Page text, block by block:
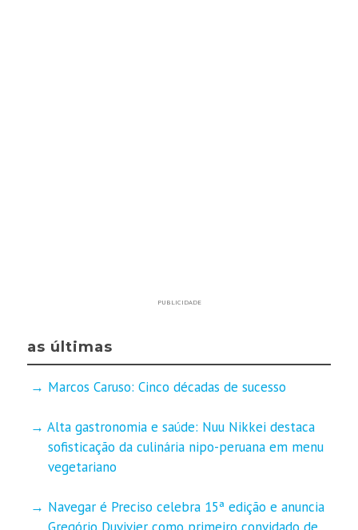
PUBLICIDADE
as últimas
Marcos Caruso: Cinco décadas de sucesso
Alta gastronomia e saúde: Nuu Nikkei destaca
sofisticação da culinária nipo-peruana em menu
vegetariano
Navegar é Preciso celebra 15ª edição e anuncia